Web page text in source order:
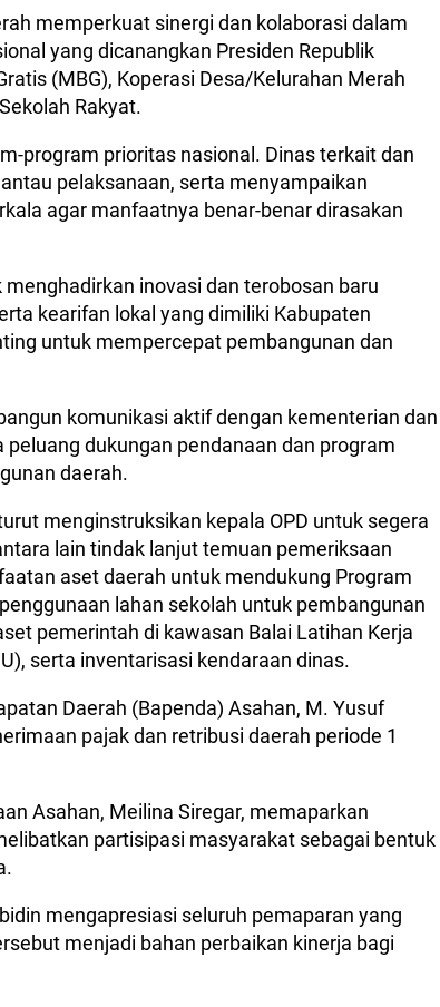
memperkuat sinergi dan kolaborasi dalam
yang dicanangkan Presiden Republik
(MBG), Koperasi Desa/Kelurahan Merah
Rakyat.
program prioritas nasional. Dinas terkait dan
pelaksanaan, serta menyampaikan
agar manfaatnya benar-benar dirasakan
inovasi dan terobosan baru
kearifan lokal yang dimiliki Kabupaten
untuk mempercepat pembangunan dan
komunikasi aktif dengan kementerian dan
dukungan pendanaan dan program
daerah.
menginstruksikan kepala OPD untuk segera
lain tindak lanjut temuan pemeriksaan
aset daerah untuk mendukung Program
lahan sekolah untuk pembangunan
pemerintah di kawasan Balai Latihan Kerja
serta inventarisasi kendaraan dinas.
Daerah (Bapenda) Asahan, M. Yusuf
pajak dan retribusi daerah periode 1
Asahan, Meilina Siregar, memaparkan
partisipasi masyarakat sebagai bentuk
mengapresiasi seluruh pemaparan yang
menjadi bahan perbaikan kinerja bagi